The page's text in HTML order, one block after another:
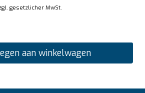
gesetzlicher MwSt.
aan winkelwagen